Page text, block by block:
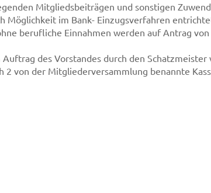
Mitgliedsbeiträgen und sonstigen
Möglichkeit im Bank- Einzugsverfahren
berufliche Einnahmen werden auf Antrag von
des Vorstandes durch den Schatzmeister
von der Mitgliederversammlung benannte